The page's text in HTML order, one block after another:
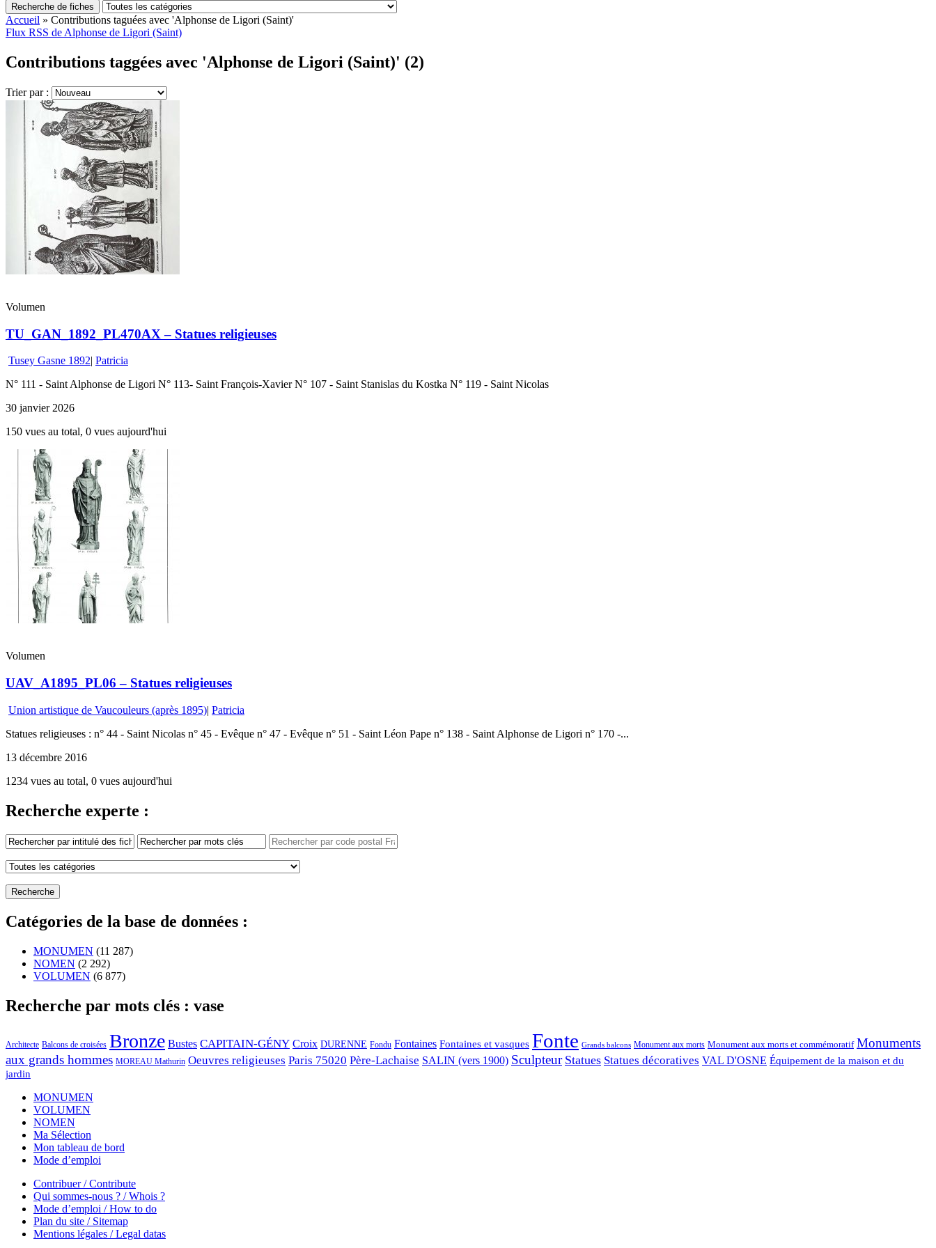
Recherche de fiches
Accueil » Contributions taguées avec 'Alphonse de Ligori (Saint)'
Flux RSS de Alphonse de Ligori (Saint)
Contributions taggées avec 'Alphonse de Ligori (Saint)' (2)
Trier par :
Volumen
TU_GAN_1892_PL470AX – Statues religieuses
Tusey Gasne 1892| Patricia
N° 111 - Saint Alphonse de Ligori N° 113- Saint François-Xavier N° 107 - Saint Stanislas du Kostka N° 119 - Saint Nicolas
30 janvier 2026
150 vues au total, 0 vues aujourd'hui
Volumen
UAV_A1895_PL06 – Statues religieuses
Union artistique de Vaucouleurs (après 1895)| Patricia
Statues religieuses : n° 44 - Saint Nicolas n° 45 - Evêque n° 47 - Evêque n° 51 - Saint Léon Pape n° 138 - Saint Alphonse de Ligori n° 170 -...
13 décembre 2016
1234 vues au total, 0 vues aujourd'hui
Recherche experte :
Catégories de la base de données :
MONUMEN (11 287)
NOMEN (2 292)
VOLUMEN (6 877)
Recherche par mots clés : vase
Architecte Balcons de croisées Bronze Bustes CAPITAIN-GÉNY Croix DURENNE Fondu Fontaines Fontaines et vasques Fonte Grands balcons Monument aux morts Monument aux morts et commémoratif Monuments
aux grands hommes MOREAU Mathurin Oeuvres religieuses Paris 75020 Père-Lachaise SALIN (vers 1900) Sculpteur Statues Statues décoratives VAL D'OSNE Équipement de la maison et du
jardin
MONUMEN
VOLUMEN
NOMEN
Ma Sélection
Mon tableau de bord
Mode d’emploi
Contribuer / Contribute
Qui sommes-nous ? / Whois ?
Mode d’emploi / How to do
Plan du site / Sitemap
Mentions légales / Legal datas